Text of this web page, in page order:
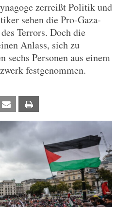
zerreißt Politik und
sehen die Pro-Gaza-
Terrors. Doch die
Anlass, sich zu
sechs Personen aus einem
festgenommen.
Email